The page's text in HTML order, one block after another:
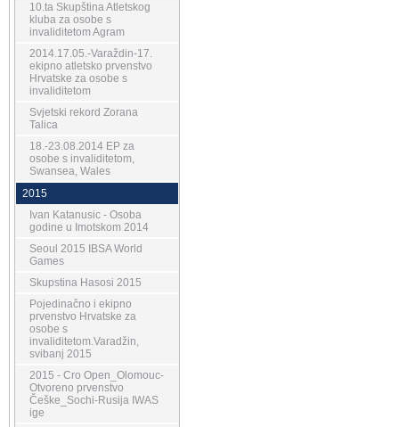
10.ta Skupština Atletskog
kluba za osobe s
invaliditetom Agram
2014.17.05.-Varaždin-17.
ekipno atletsko prvenstvo
Hrvatske za osobe s
invaliditetom
Svjetski rekord Zorana
Talica
18.-23.08.2014 EP za
osobe s invaliditetom,
Swansea, Wales
2015
Ivan Katanusic - Osoba
godine u Imotskom 2014
Seoul 2015 IBSA World
Games
Skupstina Hasosi 2015
Pojedinačno i ekipno
prvenstvo Hrvatske za
osobe s
invaliditetom.Varadžin,
svibanj 2015
2015 - Cro Open_Olomouc-
Otvoreno prvenstvo
Češke_Sochi-Rusija IWAS
ige